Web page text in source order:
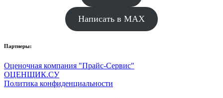
Написать в MAX
Партнеры:
Оценочная компания "Прайс-Сервис"
ОЦЕНЩИК.СУ
Политика конфиденциальности